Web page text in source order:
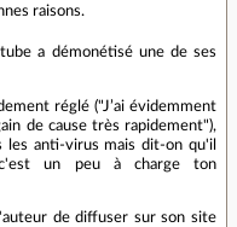
raisons.
a démonétisé une de ses
réglé ("J’ai évidemment
de cause très rapidement"),
les anti-virus mais dit-on qu'il
un peu à charge ton
de diffuser sur son site